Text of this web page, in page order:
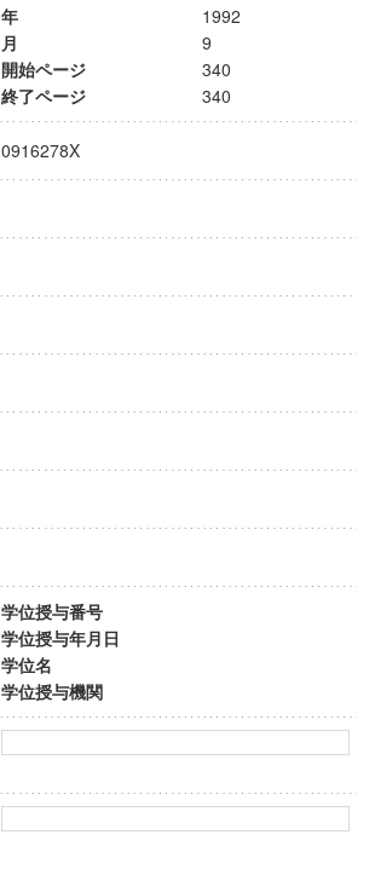
年
1992
月
9
開始ページ
340
終了ページ
340
0916278X
学位授与番号
学位授与年月日
学位名
学位授与機関